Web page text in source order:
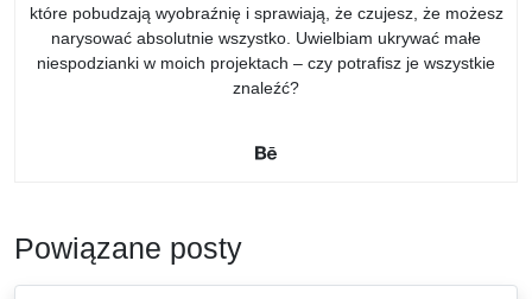
które pobudzają wyobraźnię i sprawiają, że czujesz, że możesz
narysować absolutnie wszystko. Uwielbiam ukrywać małe
niespodzianki w moich projektach – czy potrafisz je wszystkie
znaleźć?
Powiązane posty